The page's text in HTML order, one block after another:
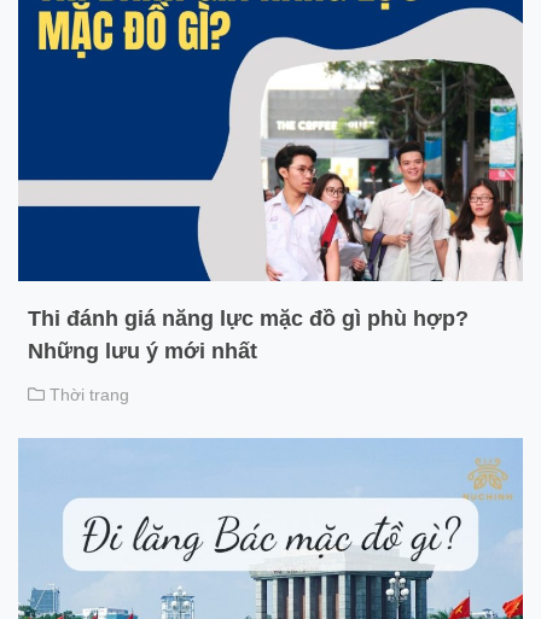
Thi đánh giá năng lực mặc đồ gì phù hợp?
Những lưu ý mới nhất
Thời trang